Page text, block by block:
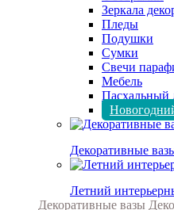
Зеркала
Пледы
Подушки
Сумки
Свечи
Мебель
Пасхальный
Декоративные
Летний
Декоративные вазы